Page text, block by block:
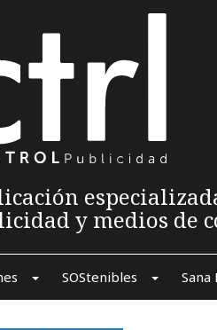
y medios de
SOStenibles Sana